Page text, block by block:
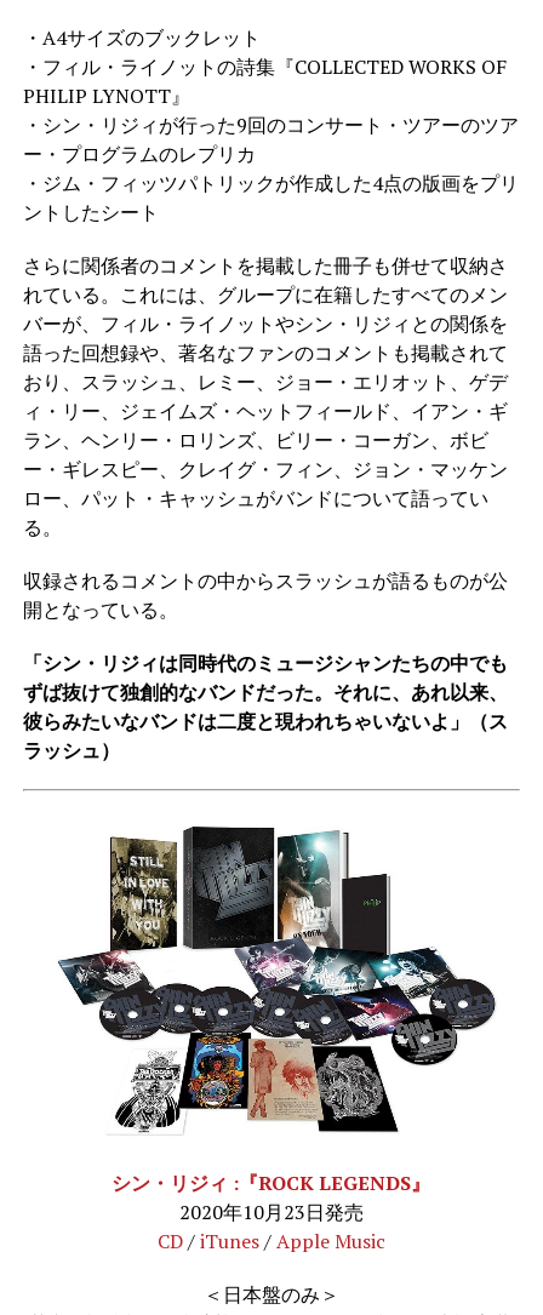
・A4サイズのブックレット
・フィル・ライノットの詩集『COLLECTED WORKS OF
PHILIP LYNOTT』
・シン・リジィが行った9回のコンサート・ツアーのツア
ー・プログラムのレプリカ
・ジム・フィッツパトリックが作成した4点の版画をプリ
ントしたシート
さらに関係者のコメントを掲載した冊子も併せて収納さ
れている。これには、グループに在籍したすべてのメン
バーが、フィル・ライノットやシン・リジィとの関係を
語った回想録や、著名なファンのコメントも掲載されて
おり、スラッシュ、レミー、ジョー・エリオット、ゲデ
ィ・リー、ジェイムズ・ヘットフィールド、イアン・ギ
ラン、ヘンリー・ロリンズ、ビリー・コーガン、ボビ
ー・ギレスピー、クレイグ・フィン、ジョン・マッケン
ロー、パット・キャッシュがバンドについて語ってい
る。
収録されるコメントの中からスラッシュが語るものが公
開となっている。
「シン・リジィは同時代のミュージシャンたちの中でも
ずば抜けて独創的なバンドだった。それに、あれ以来、
彼らみたいなバンドは二度と現われちゃいないよ」（ス
ラッシュ）
シン・リジィ :『ROCK LEGENDS』
2020年10月23日発売
CD/iTunes/Apple Music
＜日本盤のみ＞